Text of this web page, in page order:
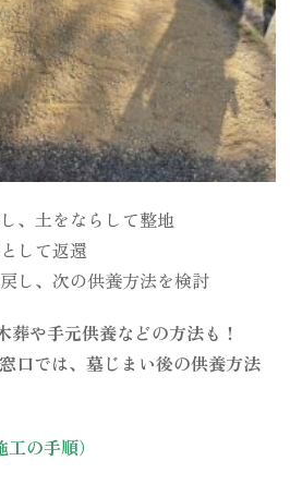
、土をならして整地
して返還
し、次の供養方法を検討
葬や手元供養などの方法も！
口では、墓じまい後の供養方法
の手順）